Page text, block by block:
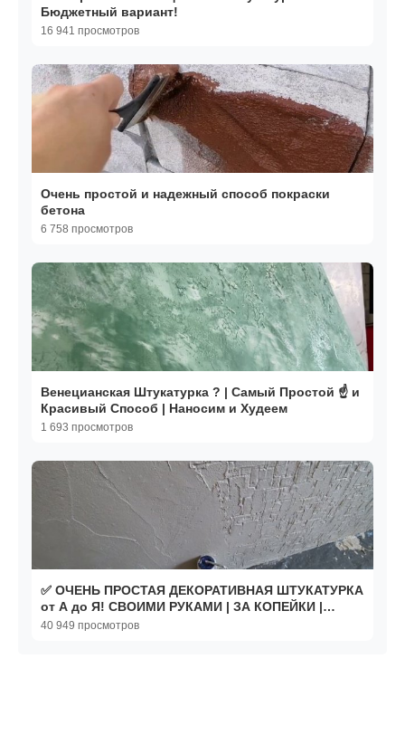
Бюджетный вариант!
16 941 просмотров
Очень простой и надежный способ покраски
бетона
6 758 просмотров
Венецианская Штукатурка ? | Самый Простой ☝️ и
Красивый Способ | Наносим и Худеем
1 693 просмотров
✅ ОЧЕНЬ ПРОСТАЯ ДЕКОРАТИВНАЯ ШТУКАТУРКА
от А до Я! СВОИМИ РУКАМИ | ЗА КОПЕЙКИ |
SUPER EASY REPAIR
40 949 просмотров